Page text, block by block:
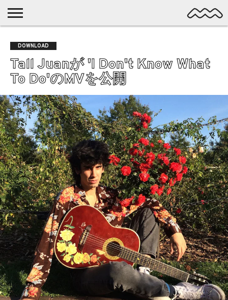
MUSIC
LATEST
POSTS
SPOTLIGHT
NYP
/ DL
DISCOVERY
ROCK
POP
ALTERNATIVE
ELECTRONIC
FOLK
PSYCH
DREAMPOP
POSTPUNK
LO-
FI
GARAGE
EXPERIMENTAL
SYNTHPOP
PUNK
SHOEGAZE
SOUL
BEDROOM
R&B
DOWNLOAD
Tall Juanが 'I Don't Know What
To Do'のMVを公開